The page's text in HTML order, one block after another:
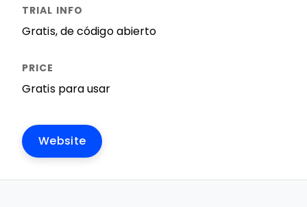
Gratis, de código abierto
Gratis para usar
Website